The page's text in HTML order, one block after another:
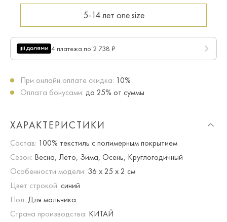
5-14 лет one size
4 платежа по 2 738 ₽
При онлайн оплате скидка: 10%
Оплата бонусами: до 25% от суммы
ХАРАКТЕРИСТИКИ
Состав: 100% текстиль с полимерным покрытием
Сезон: Весна, Лето, Зима, Осень, Круглогодичный
Особенности модели: 36 х 25 х 2 см
Цвет строкой: синий
Пол: Для мальчика
Страна производства: КИТАЙ